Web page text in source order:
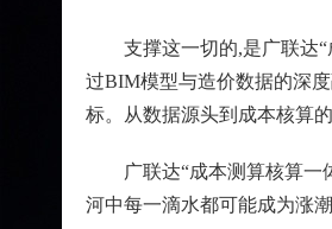
支撑这一切的,是广联达
过BIM模型与造价数据的深
标。从数据源头到成本核算
广联达“成本测算核算
河中每一滴水都可能成为涨